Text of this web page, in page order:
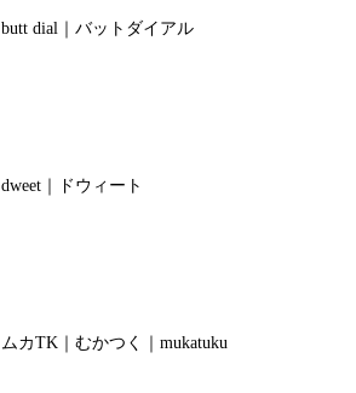
butt dial｜バットダイアル
dweet｜ドウィート
ムカTK｜むかつく｜mukatuku